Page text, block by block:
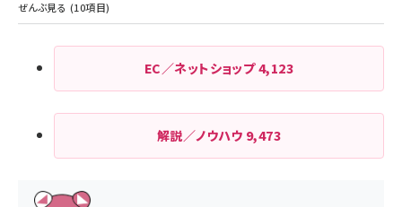
EC／ネットショップ4,123
解説／ノウハウ 9,473